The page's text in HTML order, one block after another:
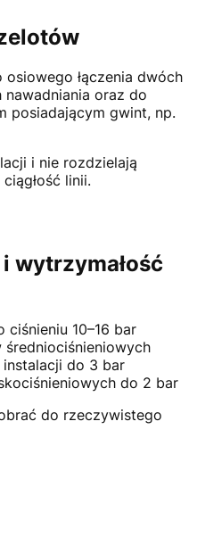
osiowego łączenia dwóch
oraz do
posiadającym gwint, np.
i nie rozdzielają
linii.
wytrzymałość
ciśnieniu 10–16 bar
średniociśnieniowych
do 3 bar
do 2 bar
do rzeczywistego